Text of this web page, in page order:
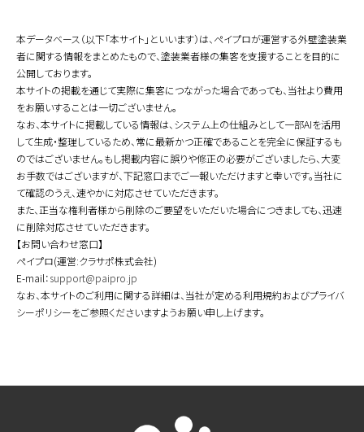
本データベース（以下「本サイト」といいます）は、ペイプロが運営する外壁塗装業
者に関する情報をまとめたもので、塗装業者様の集客を支援することを目的に
公開しております。
本サイトの掲載を通じて実際に集客につながった場合であっても、当社より費用
をお願いすることは一切ございません。
なお、本サイトに掲載している情報は、システム上の仕組みとして一部AIを活用
して生成・整理しているため、常に最新かつ正確であることを完全に保証するも
のではございません。もし掲載内容に誤りや修正の必要がございましたら、大変
お手数ではございますが、下記窓口までご一報いただけますと幸いです。当社に
て確認のうえ、速やかに対応させていただきます。
また、正当な権利者様から削除のご要望をいただいた場合につきましても、迅速
に削除対応させていただきます。
【お問い合わせ窓口】
ペイプロ(運営:クラサポ株式会社)
E-mail：support@paipro.jp
なお、本サイトのご利用に関する詳細は、当社が定める利用規約およびプライバ
シーポリシーをご参照くださいますようお願い申し上げます。